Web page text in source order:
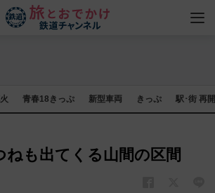
青春18きっぷ 新型車両 きっぷ 駅･街 再
ねも出てくる山間の区間